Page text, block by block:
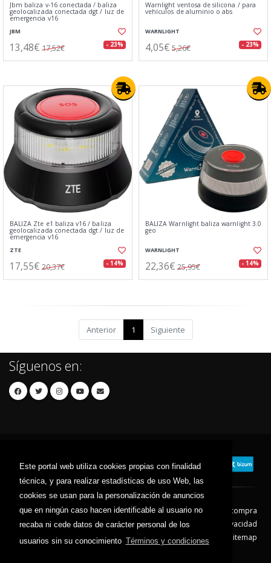
Este portal web utiliza cookies propias con finalidad
técnica, y para realizar estadísticas de uso Web, las
cookies se usan para la personalización de anuncios
que en ningún caso hacen identificable al usuario no
recaba ni cede datos de carácter personal de los
usuarios sin su conocimiento Términos y condiciones
Jbm baliza v-16 conectada / baliza
geolocalizada conectada dgt / luz de
emergencia v16
JBM
13,48€ 17,52€ - 23%
Warnlight ventosa de silicona / para
vehículos de aluminio o abs
WARNLIGHT
4,05€ 5,26€ - 23%
BALIZA Zte e1 baliza v16 / baliza
geolocalizada conectada dgt / luz de
emergencia v16
ZTE
17,55€ 20,37€ - 14%
BALIZA Warnlight baliza warnlight 3.0
geo
WARNLIGHT
22,36€ 25,95€ - 14%
Anterior 1 Siguiente
Síguenos en:
Contacto Aviso Legal
Condiciones de compra
Política de envíos
Política de devolución
Política de Privacidad
Política de Cookies
Sitemap